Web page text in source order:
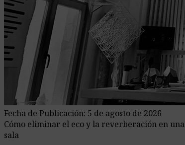
Fecha de Publicación: 5 de agosto de 2026
Cómo eliminar el eco y la reverberación en una
sala